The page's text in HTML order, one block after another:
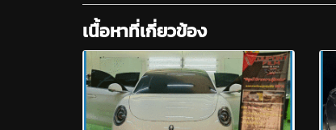
เนื้อหาที่เกี่ยวข้อง